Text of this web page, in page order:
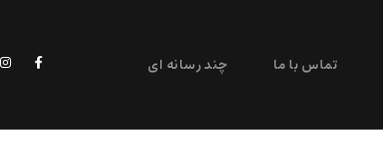
تماس با ما چند رسانه ای